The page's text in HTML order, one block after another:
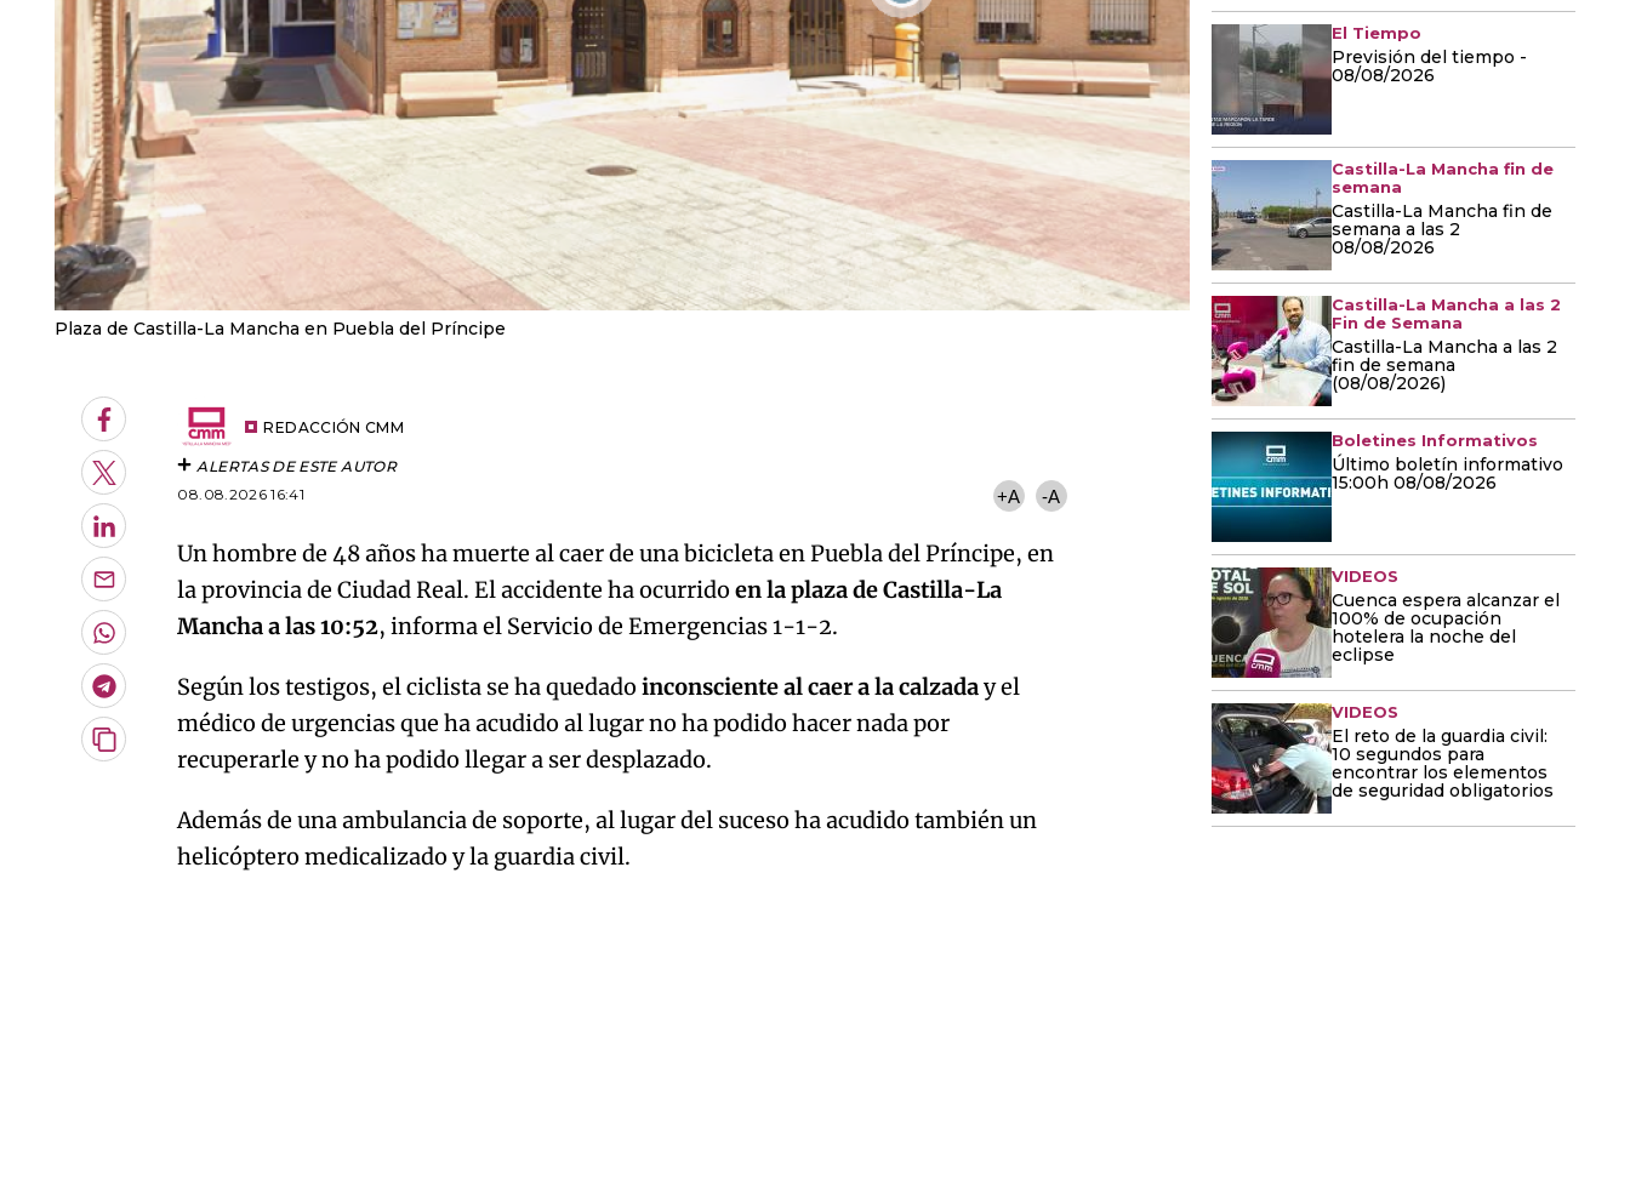
Plaza de Castilla-La Mancha en Puebla del Príncipe
Facebook
Twitter
LinkedIn
Enviar
por
Email
Whatsapp
Telegram
Copiar
artículo
REDACCIÓN CMM
ALERTAS DE ESTE AUTOR
08.08.2026 16:41
+A -A
Un hombre de 48 años ha muerte al caer de una bicicleta en Puebla del Príncipe, en
la provincia de Ciudad Real. El accidente ha ocurridoen la plaza de Castilla-La
Mancha a las 10:52, informa el Servicio de Emergencias 1-1-2.
Según los testigos, el ciclista se ha quedado inconsciente al caer a la calzaday el
médico de urgencias que ha acudido al lugar no ha podido hacer nada por
recuperarle y no ha podido llegar a ser desplazado.
Además de una ambulancia de soporte, al lugar del suceso ha acudido también un
helicóptero medicalizado y la guardia civil.
El Tiempo
Previsión del tiempo -
08/08/2026
Castilla-La Mancha fin de
semana
Castilla-La Mancha fin de
semana a las 2
08/08/2026
Castilla-La Mancha a las 2
Fin de Semana
Castilla-La Mancha a las 2
fin de semana
(08/08/2026)
Boletines Informativos
Último boletín informativo
15:00h 08/08/2026
VIDEOS
Cuenca espera alcanzar el
100% de ocupación
hotelera la noche del
eclipse
VIDEOS
El reto de la guardia civil:
10 segundos para
encontrar los elementos
de seguridad obligatorios